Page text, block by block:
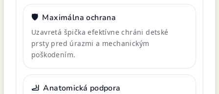
🛡️ Maximálna ochrana
Uzavretá špička efektívne chráni detské
prsty pred úrazmi a mechanickým
poškodením.
🦶 Anatomická podpora